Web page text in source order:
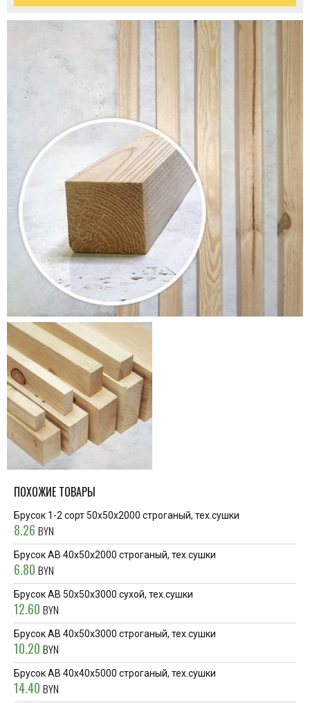
ПОХОЖИЕ ТОВАРЫ
Брусок 1-2 сорт 50x50x2000 строганый, тех.сушки
8.26 BYN
Брусок АВ 40x50x2000 строганый, тех.сушки
6.80 BYN
Брусок AB 50x50x3000 сухой, тех.сушки
12.60 BYN
Брусок АВ 40x50x3000 строганый, тех.сушки
10.20 BYN
Брусок АВ 40x40x5000 строганый, тех.сушки
14.40 BYN